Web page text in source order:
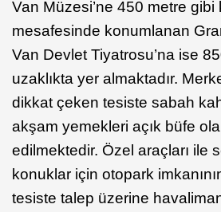
Van Müzesi’ne 450 metre gibi
mesafesinde konumlanan
Van Devlet Tiyatrosu’na ise
uzaklıkta yer almaktadır.
dikkat çeken tesiste sabah
akşam yemekleri açık büfe
edilmektedir. Özel araçları ile
konuklar için otopark
tesiste talep üzerine